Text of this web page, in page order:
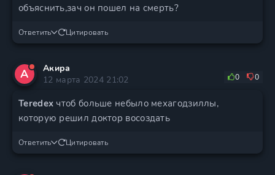
объяснить,зач он пошел на смерть?
Ответить Цитировать
А
Акира
12 марта 2024 21:02
0 0
Teredex чтоб больше небыло мехагодзиллы,
которую решил доктор восоздать
Ответить Цитировать